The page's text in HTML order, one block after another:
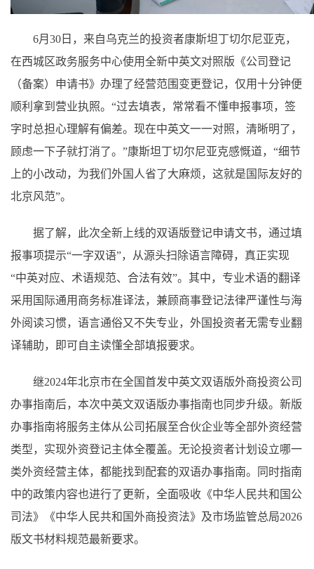
6月30日，来自乌克兰的投资者康斯坦丁切尔尼亚克，
在西城区政务服务中心使用全新中英文对照版《公司登记
（备案）申请书》办理了经营范围变更登记，仅用十分钟便
顺利拿到营业执照。“过去填表，常常看不懂申报事项，签
字时总担心理解有偏差。现在中英文一一对照，清晰明了，
顾虑一下子就打消了。”康斯坦丁切尔尼亚克感慨道，“细节
上的小改动，为我们外国人省了大麻烦，这就是国际友好的
北京风范”。
据了解，此次全新上线的双语版登记申请文书，通过填
报事项提示“一字双语”，从源头扫除语言障碍，真正实现
“中英对应、术语规范、合法有效”。其中，专业术语的翻译
采用国际通用商务标准译法，兼顾商事登记法律严谨性与海
外阅读习惯，语言通俗又不失专业，外国投资者无需专业翻
译辅助，即可自主读懂全部填报要求。
继2024年北京市在全国首发中英文双语版外商投资公司
办事指南后，本次中英文双语版办事指南也同步升级。新版
办事指南将服务主体从公司拓展至合伙企业等全部外资经营
类型，实现外资登记主体全覆盖。无论投资者计划设立哪一
类外资经营主体，都能找到配套的双语办事指南。同时指南
中的政策内容也进行了更新，全面吸收《中华人民共和国公
司法》《中华人民共和国外商投资法》及市场监管总局2026
版文书材料规范最新要求。